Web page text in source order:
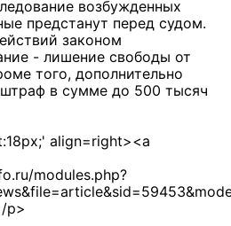
возбужденных
предстанут перед судом.
законом
- лишение свободы от
того, дополнительно
в сумме до 500 тысяч
align=right><a
modules.php?
p>